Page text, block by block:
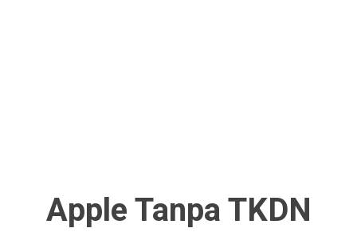
Apple Tanpa TKDN